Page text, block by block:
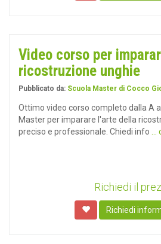
Video corso per
ricostruzione unghie
Pubblicato da: Scuola Master di Cocco
Ottimo video corso completo dalla A
Master per imparare l'arte della
preciso e professionale. Chiedi info
Richiedi il
Richiedi